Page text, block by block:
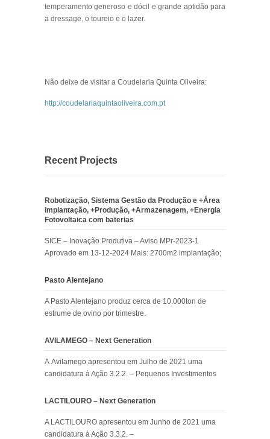
temperamento generoso e dócil e grande aptidão para
a dressage, o toureio e o lazer.
Não deixe de visitar a Coudelaria Quinta Oliveira:
http://coudelariaquintaoliveira.com.pt
Recent Projects
Robotização, Sistema Gestão da Produção e +Área
implantação, +Produção, +Armazenagem, +Energia
Fotovoltaica com baterias
SICE – Inovação Produtiva – Aviso MPr-2023-1
Aprovado em 13-12-2024 Mais: 2700m2 implantação;
Pasto Alentejano
A Pasto Alentejano produz cerca de 10.000ton de
estrume de ovino por trimestre.
AVILAMEGO – Next Generation
A Avilamego apresentou em Julho de 2021 uma
candidatura à Ação 3.2.2. – Pequenos Investimentos
LACTILOURO – Next Generation
A LACTILOURO apresentou em Junho de 2021 uma
candidatura à Ação 3.3.2. –